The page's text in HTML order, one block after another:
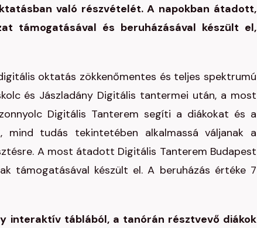
való részvételét. A napokban átadott,
támogatásával és beruházásával készült el,
oktatás zökkenőmentes és teljes spektrumú
és Jászladány Digitális tantermei után, a most
Digitális Tanterem segíti a diákokat és a
mind tudás tekintetében alkalmassá váljanak a
A most átadott Digitális Tanterem Budapest
támogatásával készült el. A beruházás értéke 7
interaktív táblából, a tanórán résztvevő diákok